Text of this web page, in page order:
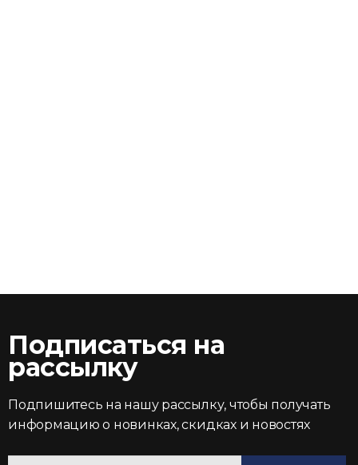
Подписаться на
рассылку
Подпишитесь на нашу рассылку, чтобы получать
информацию о новинках, скидках и новостях